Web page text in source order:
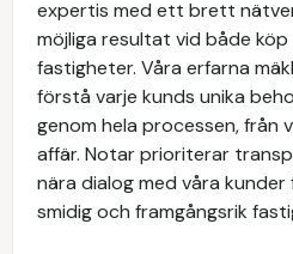
expertis med ett brett
möjliga resultat vid både
fastigheter. Våra erfarna
förstå varje kunds unika
genom hela processen, från
affär. Notar prioriterar
nära dialog med våra
smidig och framgångsrik